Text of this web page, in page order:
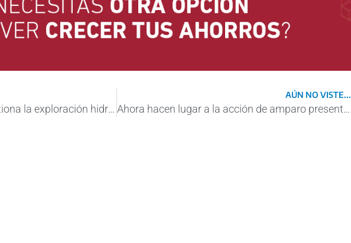
Capitanes de Pesca cuestiona la exploración hidrocarburífera en el Mar Argentino
AÚN NO VISTE...
Ahora hacen lugar a la acción de amparo presentada por ambientalistas en Mar del Plata